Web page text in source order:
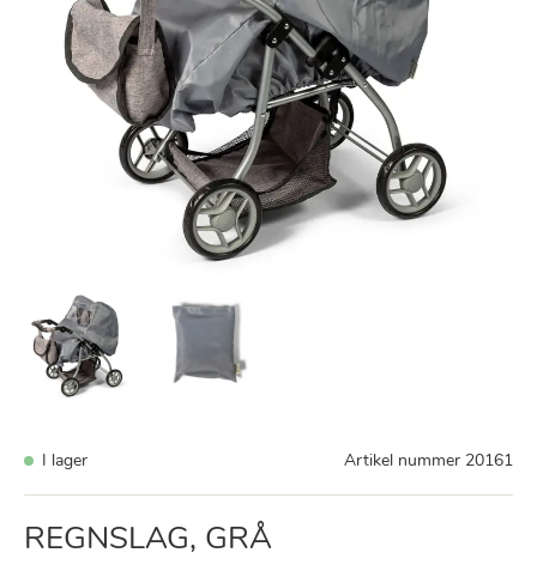
I lager Artikel nummer 20161
REGNSLAG, GRÅ